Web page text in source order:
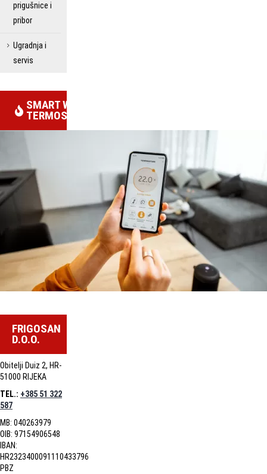
prigušnice i
pribor
Ugradnja i
servis
SMART WIFI
TERMOSTATI
FRIGOSAN
D.O.O.
Obitelji Duiz 2, HR-
51000 RIJEKA
TEL.: +385 51 322
587
MB: 040263979
OIB: 97154906548
IBAN:
HR2323400091110433796
PBZ